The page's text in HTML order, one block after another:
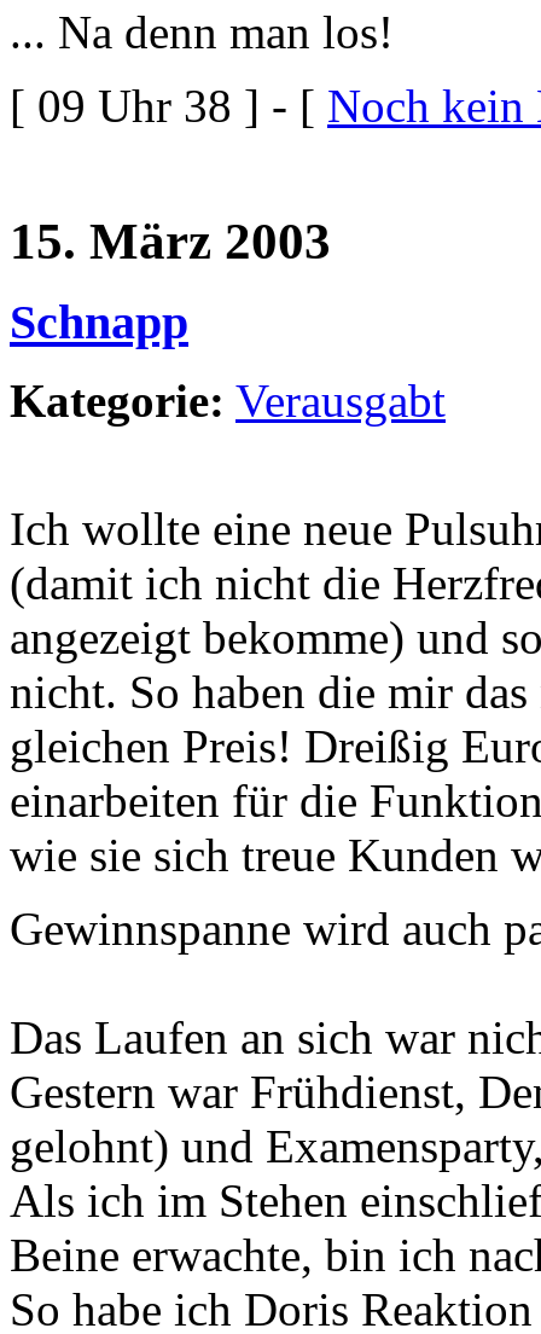
... Na denn man los!
[ 09 Uhr 38 ] - [ Noch kein
15. März 2003
Schnapp
Kategorie: Verausgabt
Ich wollte eine neue
(damit ich nicht die
angezeigt bekomme) und
nicht. So haben die mir
gleichen Preis! Dreißig
einarbeiten für die
wie sie sich treue Kunden
Gewinnspanne wird auch
Das Laufen an sich war
Gestern war Frühdienst,
gelohnt) und
Als ich im Stehen
Beine erwachte, bin ich
So habe ich Doris